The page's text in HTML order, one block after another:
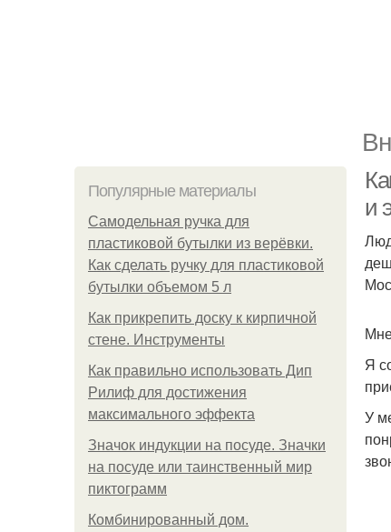
Популярные материалы
Самодельная ручка для
пластиковой бутылки из верёвки.
Как сделать ручку для пластиковой
бутылки объемом 5 л
Как прикрепить доску к кирпичной
стене. Инструменты
Как правильно использовать Дип
Рилиф для достижения
максимального эффекта
Значок индукции на посуде. Значки
на посуде или таинственный мир
пиктограмм
Комбинированный дом.
и
Я
У